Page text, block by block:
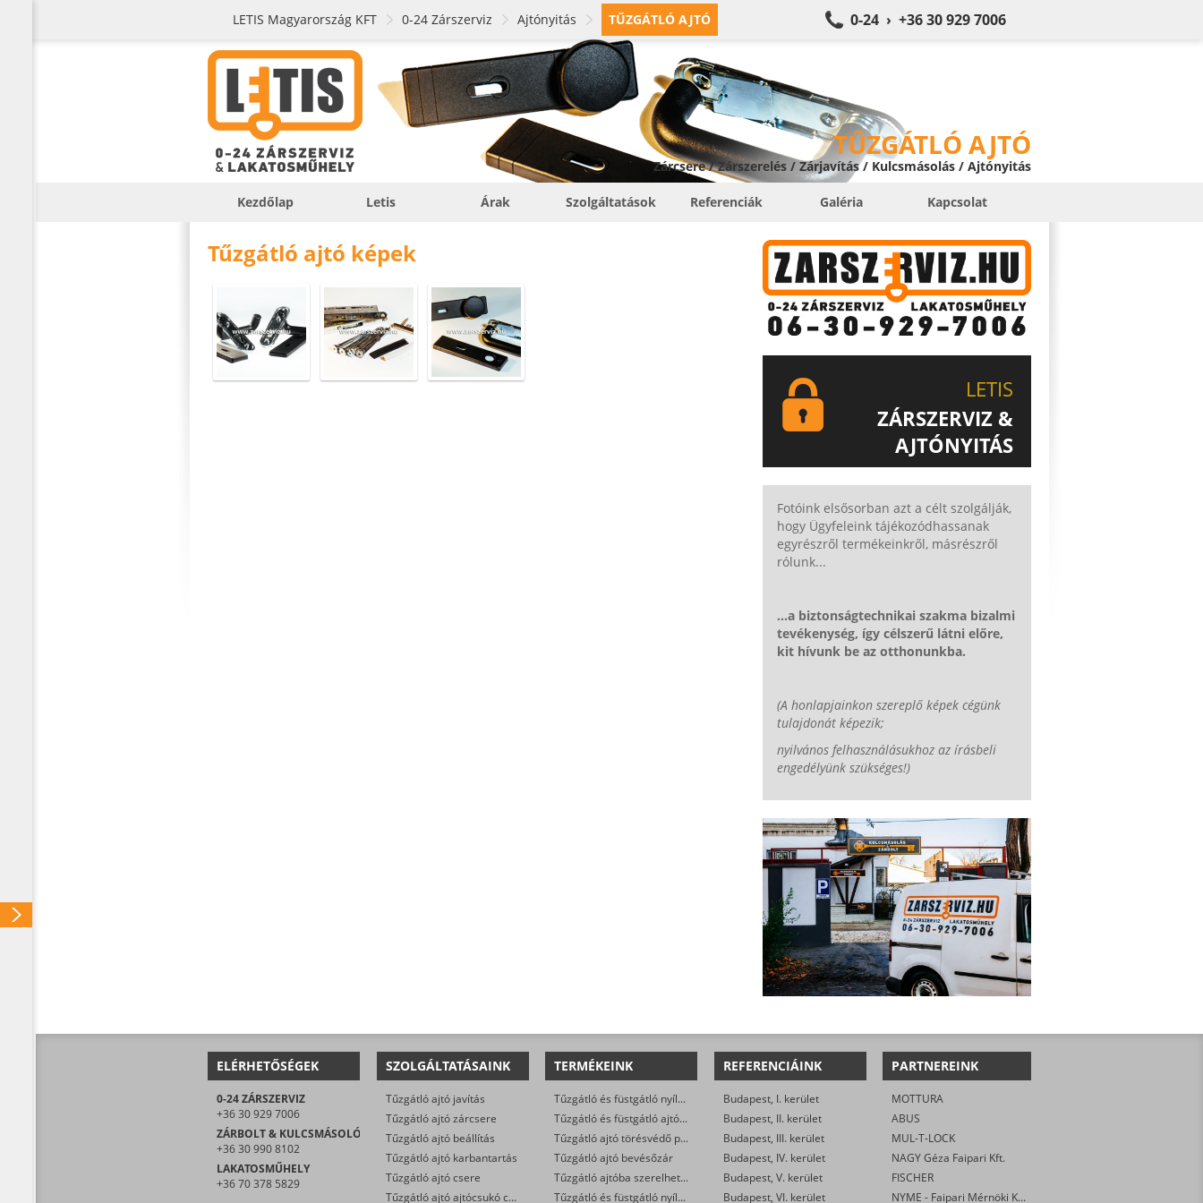
LETIS Magyarország KFT 0-24 Zárszerviz Ajtónyitás TŰZGÁTLÓ AJTÓ 0-24 › +36 30 929 7006
TŰZGÁTLÓ AJTÓ
Zárcsere / Zárszerelés / Zárjavítás / Kulcsmásolás / Ajtónyitás
Kezdőlap Letis Árak Szolgáltatások Referenciák Galéria Kapcsolat
Tűzgátló ajtó képek
LETIS
ZÁRSZERVIZ &
AJTÓNYITÁS
ISMERJE MEG EGYEDÜLÁLLÓ
ZÁRSZERVIZ & AJTÓNYITÁS
SZOLGÁLTATÁSUNKAT!
Fotóink elsősorban azt a célt szolgálják,
hogy Ügyfeleink tájékozódhassanak
egyrészről termékeinkről, másrészről
rólunk...
...a biztonságtechnikai szakma bizalmi
tevékenység, így célszerű látni előre,
kit hívunk be az otthonunkba.
(A honlapjainkon szereplő képek cégünk
tulajdonát képezik;
nyilvános felhasználásukhoz az írásbeli
engedélyünk szükséges!)
ELÉRHETŐSÉGEK
0-24 ZÁRSZERVIZ
+36 30 929 7006
ZÁRBOLT & KULCSMÁSOLÓ
+36 30 990 8102
LAKATOSMŰHELY
+36 70 378 5829
SZOLGÁLTATÁSAINK
Tűzgátló ajtó javítás
Tűzgátló ajtó zárcsere
Tűzgátló ajtó beállítás
Tűzgátló ajtó karbantartás
Tűzgátló ajtó csere
Tűzgátló ajtó ajtócsukó csere
TERMÉKEINK
Tűzgátló és füstgátló nyílászárók
Tűzgátló és füstgátló ajtóalkatrészek (zsanér, rugó, stift, tömítés…)
Tűzgátló ajtó törésvédő pajzs és kilincsgarnitúra (kilincs-kilincs, vagy gomb-kilincs)
Tűzgátló ajtó bevésőzár
Tűzgátló ajtóba szerelhető zárbetét
Tűzgátló és füstgátló nyílászárókra szerelhető ajtócsukó és soroló
REFERENCIÁINK
Budapest, I. kerület
Budapest, II. kerület
Budapest, III. kerület
Budapest, IV. kerület
Budapest, V. kerület
Budapest, VI. kerület
PARTNEREINK
MOTTURA
ABUS
MUL-T-LOCK
NAGY Géza Faipari Kft.
FISCHER
NYME - Faipari Mérnöki Kar